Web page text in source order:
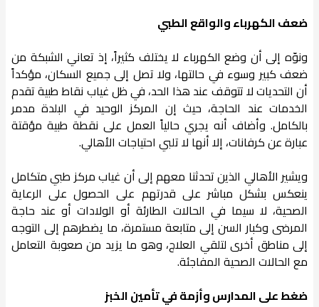
ضعف الكهرباء والواقع الطبي
ونوّه إلى أن وضع الكهرباء لا يختلف كثيراً، إذ تعاني الشبكة من
ضعف كبير وسوء في حالتها، ولا تصل إلى جميع السكان، مؤكداً
أن التحديات لا تتوقف عند هذا الحد، في ظل غياب نقاط طبية تقدم
الخدمات عند الحاجة، حيث إن المركز الوحيد في البلدة مدمر
بالكامل. وأضاف أنه يجري حالياً العمل على نقطة طبية مؤقتة
عبارة عن كرفانات، إلا أنها لا تلبي احتياجات الأهالي.
ويشير الأهالي الذين تحدثنا معهم إلى أن غياب مركز طبي متكامل
ينعكس بشكل مباشر على قدرتهم على الحصول على الرعاية
الصحية، لا سيما في الحالات الطارئة أو الولادات أو عند حاجة
المرضى وكبار السن إلى متابعة مستمرة، ما يضطرهم إلى التوجه
إلى مناطق أخرى لتلقي العلاج، وهو ما يزيد من صعوبة التعامل
مع الحالات الصحية المفاجئة.
ضغط على المدارس وأزمة في تأمين الخبز